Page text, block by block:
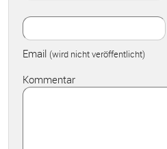
Email (wird nicht veröffentlicht)
Kommentar